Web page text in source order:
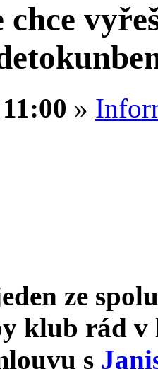
»
ze
klub rád v
s